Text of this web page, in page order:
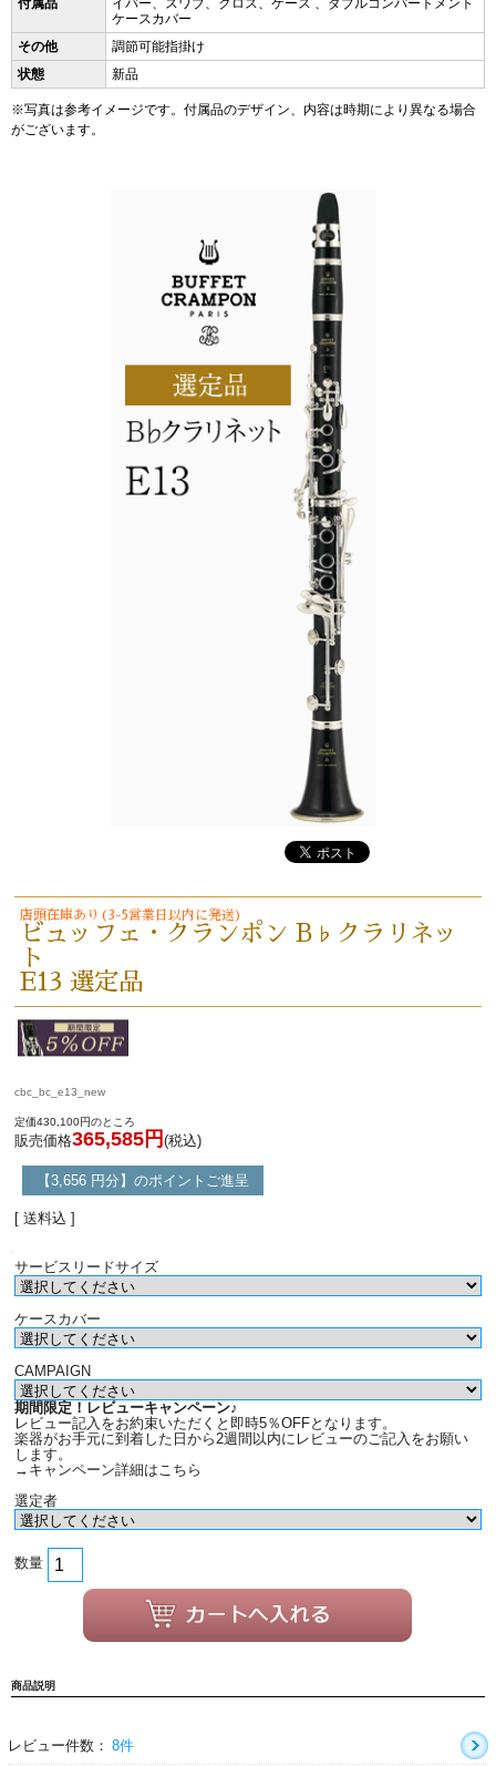
付属品
イバー、スワブ、クロス、ケース 、ダブルコンパートメント
ケースカバー
その他
調節可能指掛け
状態
新品
※写真は参考イメージです。付属品のデザイン、内容は時期により異なる場合
がございます。
店頭在庫あり(3-5営業日以内に発送)
ビュッフェ・クランポン B♭クラリネッ
ト
E13 選定品
cbc_bc_e13_new
定価430,100円のところ
販売価格365,585円 (税込)
【3,656 円分】のポイントご進呈
[ 送料込 ]
サービスリードサイズ
ケースカバー
CAMPAIGN
期間限定！レビューキャンペーン♪
レビュー記入をお約束いただくと即時5％OFFとなります。
楽器がお手元に到着した日から2週間以内にレビューのご記入をお願い
します。
→キャンペーン詳細はこちら
選定者
数量
商品説明
レビュー件数： 8件